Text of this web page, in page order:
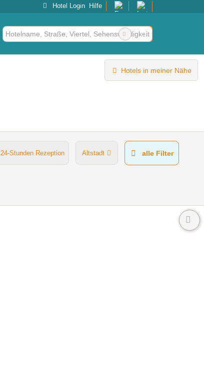
Hotel Login Hilfe
Hotels in meiner Nähe
24-Stunden Rezeption Altstadt alle Filter